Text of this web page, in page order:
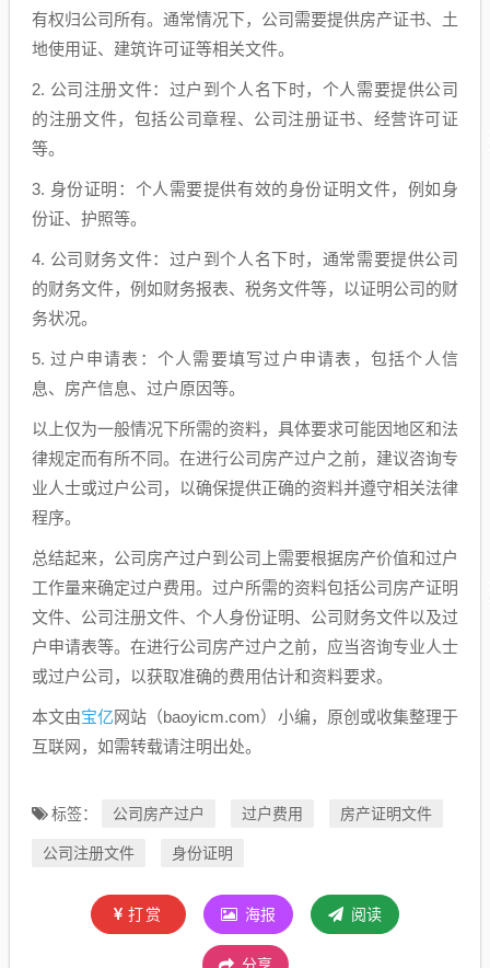
有权归公司所有。通常情况下，公司需要提供房产证书、土
地使用证、建筑许可证等相关文件。
2. 公司注册文件：过户到个人名下时，个人需要提供公司
的注册文件，包括公司章程、公司注册证书、经营许可证
等。
3. 身份证明：个人需要提供有效的身份证明文件，例如身
份证、护照等。
4. 公司财务文件：过户到个人名下时，通常需要提供公司
的财务文件，例如财务报表、税务文件等，以证明公司的财
务状况。
5. 过户申请表：个人需要填写过户申请表，包括个人信
息、房产信息、过户原因等。
以上仅为一般情况下所需的资料，具体要求可能因地区和法
律规定而有所不同。在进行公司房产过户之前，建议咨询专
业人士或过户公司，以确保提供正确的资料并遵守相关法律
程序。
总结起来，公司房产过户到公司上需要根据房产价值和过户
工作量来确定过户费用。过户所需的资料包括公司房产证明
文件、公司注册文件、个人身份证明、公司财务文件以及过
户申请表等。在进行公司房产过户之前，应当咨询专业人士
或过户公司，以获取准确的费用估计和资料要求。
本文由宝亿网站（baoyicm.com）小编，原创或收集整理于
互联网，如需转载请注明出处。
标签： 公司房产过户 过户费用
房产证明文件
公司注册文件
身份证明
打赏 海报 阅读